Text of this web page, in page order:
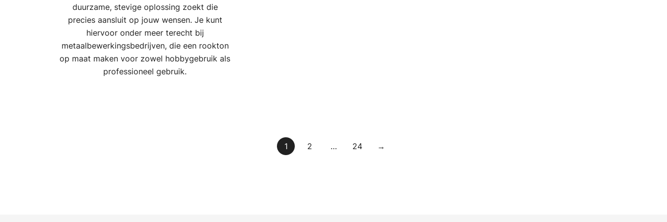
duurzame, stevige oplossing zoekt die
precies aansluit op jouw wensen. Je kunt
hiervoor onder meer terecht bij
metaalbewerkingsbedrijven, die een rookton
op maat maken voor zowel hobbygebruik als
professioneel gebruik.
1 2 … 24 →